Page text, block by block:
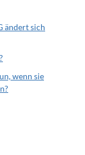
ändert sich
wenn sie